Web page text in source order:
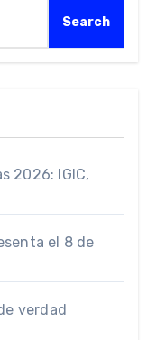
Search
2026: IGIC,
el 8 de
verdad